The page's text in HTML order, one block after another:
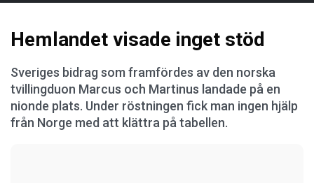
Hemlandet visade inget stöd
Sveriges bidrag som framfördes av den norska
tvillingduon Marcus och Martinus landade på en
nionde plats. Under röstningen fick man ingen hjälp
från Norge med att klättra på tabellen.